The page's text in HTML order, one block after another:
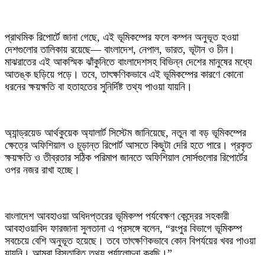
প্রাথমিক রিপোর্টে জানা গেছে, এই ভূমিকম্পের ফলে কম্পন অনুভূত হওয়া
দেশগুলোর তালিকায় রয়েছে— বাংলাদেশ, নেপাল, ভারত, ভূটান ও চীন।
মাঝরাতের এই আকস্মিক ঝাঁকুনিতে বাংলাদেশসহ বিভিন্ন দেশের মানুষের মধ্যে
আতঙ্ক ছড়িয়ে পড়ে। তবে, তাৎক্ষণিকভাবে এই ভূমিকম্পের কারণে কোনো
ধরনের ক্ষয়ক্ষতি বা হতাহতের সুনির্দিষ্ট তথ্য পাওয়া যায়নি।
অ্যান্ড্রয়েড আর্থকুয়েক অ্যালার্ট সিস্টেম জানিয়েছে, নতুন বা বড় ভূমিকম্পের
ক্ষেত্রে অফিশিয়াল ও চূড়ান্ত রিপোর্ট আসতে কিছুটা দেরি হতে পারে। প্রকৃত
ক্ষয়ক্ষতি ও তীব্রতার সঠিক পরিমাপ জানতে অফিশিয়াল সোর্সগুলোর রিপোর্টের
ওপর নজর রাখা হচ্ছে।
বাংলাদেশ আবহাওয়া অধিদপ্তরের ভূমিকম্প পর্যবেক্ষণ কেন্দ্রের সহকারী
আবহাওয়াবিদ ফারজানা সুলতানা এ প্রসঙ্গে বলেন, “রংপুর বিভাগে ভূমিকম্প
সবচেয়ে বেশি অনুভূত হয়েছে। তবে তাৎক্ষণিকভাবে কোন বিপর্যয়ের খবর পাওয়া